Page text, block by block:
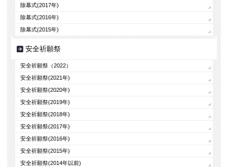
除幕式(2017年)
除幕式(2016年)
除幕式(2015年)
安全祈願祭
安全祈願祭（2022）
安全祈願祭(2021年)
安全祈願祭(2020年)
安全祈願祭(2019年)
安全祈願祭(2018年)
安全祈願祭(2017年)
安全祈願祭(2016年)
安全祈願祭(2015年)
安全祈願祭(2014年以前)